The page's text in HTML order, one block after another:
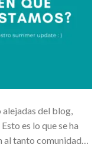
del blog,
es lo que se ha
al tanto comunidad…